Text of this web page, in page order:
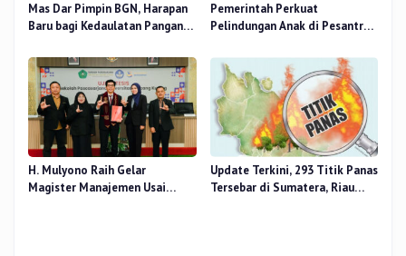
Mas Dar Pimpin BGN, Harapan
Baru bagi Kedaulatan Pangan
Pemerintah Perkuat
Pelindungan Anak di Pesantren
RANA
H. Mulyono Raih Gelar
Magister Manajemen Usai
Update Terkini, 293 Titik Panas
Tersebar di Sumatera, Riau